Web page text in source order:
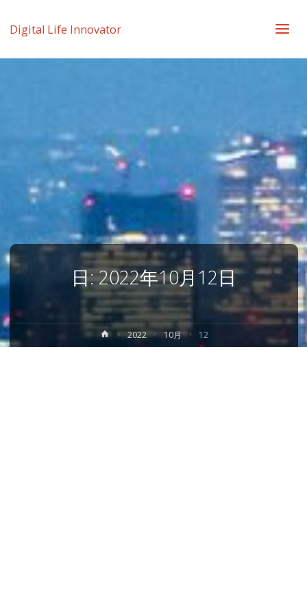
Digital Life Innovator
日:2022年10月12日
ホ
ー
2022 10月 12